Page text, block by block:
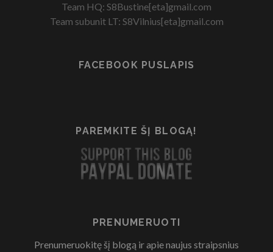
Team HQ: S8Bustine[eta]gmail.com
Team subunit LT: S8Vilnius[eta]gmail.com
FACEBOOK PUSLAPIS
PAREMKITE ŠĮ BLOGĄ!
PRENUMERUOTI
Prenumeruokitę šį blogą ir apie naujus straipsnius